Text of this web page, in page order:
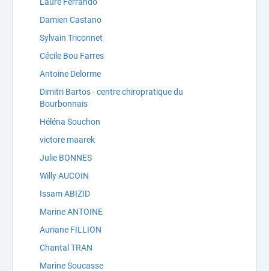
Damien Castano
Sylvain Triconnet
Cécile Bou Farres
Antoine Delorme
Dimitri Bartos - centre chiropratique du
Bourbonnais
Héléna Souchon
victore maarek
Julie BONNES
Willy AUCOIN
Issam ABIZID
Marine ANTOINE
Auriane FILLION
Chantal TRAN
Marine Soucasse